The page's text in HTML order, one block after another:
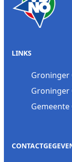
LINKS
Groninger
Groninger